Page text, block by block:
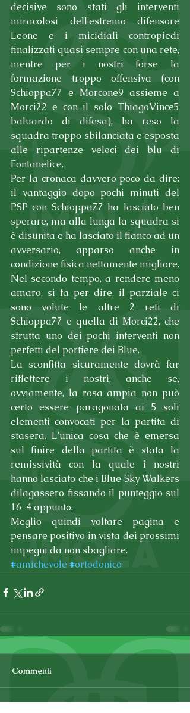
decisive sono stati gli interventi
miracolosi dell'estremo difensore
Leone e i micidiali contropiedi
finalizzati quasi sempre con una rete,
mentre per i nostri forse la
formazione troppo offensiva (con
Schioppa77 e Morcone9 assieme a
Morci22 e con il solo ThiagoVince5
baluardo di difesa), ha reso la
squadra troppo sbilanciata e esposta
alle ripartenze veloci dei blu di
Fontanelice.
Per la cronaca davvero poco da dire:
il vantaggio dopo pochi minuti del
PSP con Schioppa77 ha lasciato ben
sperare, ma alla lunga la squadra si
è disunita e ha lasciato il fianco ad un
avversario, apparso anche in
condizione fisica nettamente migliore.
Nel secondo tempo, a rendere meno
amaro, si fa per dire, il parziale ci
sono volute le altre 2 reti di
Schioppa77 e quella di Morci22, che
sfrutta uno dei pochi interventi non
perfetti del portiere dei Blue.
La sconfitta sicuramente dovrà far
riflettere i nostri, anche se,
ovviamente, la rosa ampia non può
certo essere paragonata ai 5 soli
elementi convocati per la partita di
stasera. L'unica cosa che è emersa
sul finire della partita è stata la
remissività con la quale i nostri
hanno lasciato che i Blue Sky Walkers
dilagassero fissando il punteggio sul
16-4 appunto.
Meglio quindi voltare pagina e
pensare positivo in vista dei prossimi
impegni da non sbagliare.
#amichevole #ortodonico
Commenti